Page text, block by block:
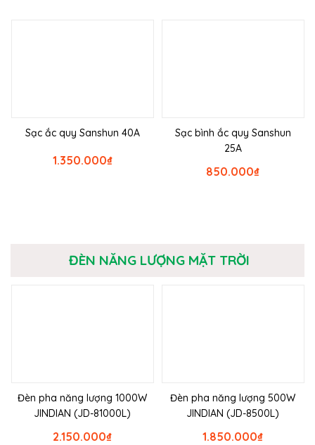
Sạc ắc quy Sanshun 40A
₫
1.350.000
Sạc bình ắc quy Sanshun
25A
₫
850.000
ĐÈN NĂNG LƯỢNG MẶT TRỜI
Đèn pha năng lượng 1000W
JINDIAN (JD-81000L)
₫
2.150.000
Đèn pha năng lượng 500W
JINDIAN (JD-8500L)
₫
1.850.000